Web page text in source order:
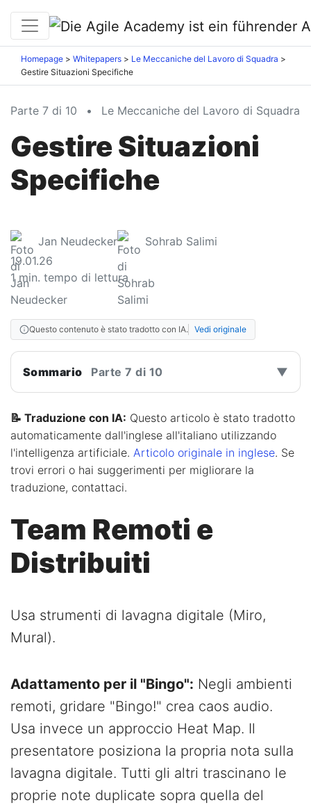
Homepage Whitepapers
Le Meccaniche del Lavoro di Squadra
Gestire Situazioni Specifiche
Parte 7 di 10 • Le Meccaniche del Lavoro di Squadra
Gestire Situazioni
Specifiche
Jan Neudecker
Sohrab Salimi
19.01.26
1min. tempo di lettura
Questo contenuto è stato tradotto con IA. Vedi originale
Sommario Parte 7 di 10 ▼
📝 Traduzione con IA: Questo articolo è stato tradotto
automaticamente dall'inglese all'italiano utilizzando
l'intelligenza artificiale. Articolo originale in inglese. Se
trovi errori o hai suggerimenti per migliorare la
traduzione, contattaci.
Team Remoti e
Distribuiti
Usa strumenti di lavagna digitale (Miro,
Mural).
Adattamento per il "Bingo": Negli ambienti
remoti, gridare "Bingo!" crea caos audio.
Usa invece un approccio Heat Map. Il
presentatore posiziona la propria nota sulla
lavagna digitale. Tutti gli altri trascinano le
proprie note duplicate sopra quella del